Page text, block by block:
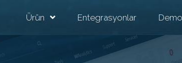
Ürün Entegrasyonlar Demo